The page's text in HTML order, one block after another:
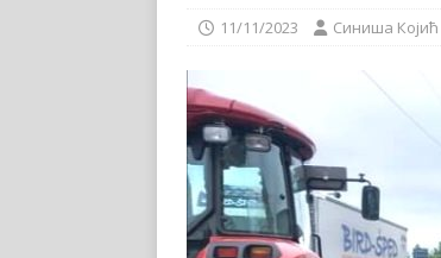
11/11/2023 Синиша Којић